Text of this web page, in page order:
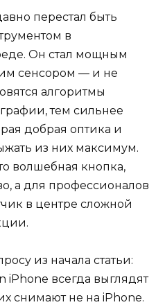
перестал быть
в
Он стал мощным
сенсором — и не
алгоритмы
тем сильнее
добрая оптика и
из них максимум.
волшебная кнопка,
а для профессионалов
в центре сложной
из начала статьи:
iPhone всегда выглядят
снимают не на iPhone.